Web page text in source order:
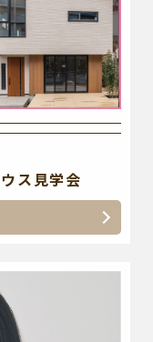
ス見学会